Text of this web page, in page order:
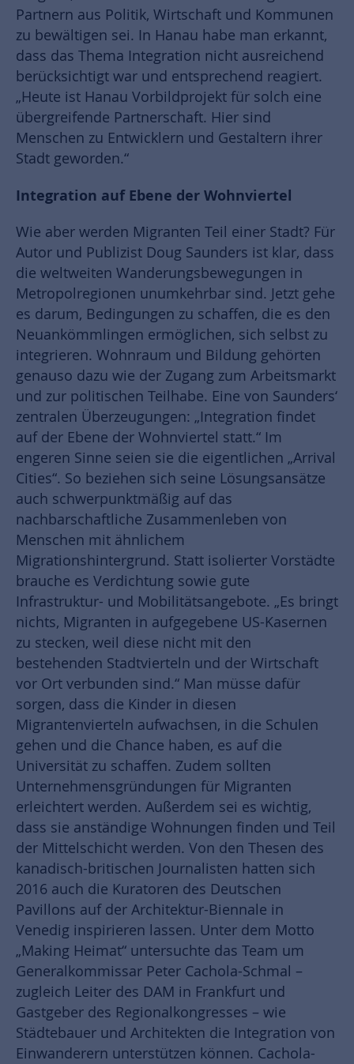
Partnern aus Politik, Wirtschaft und Kommunen
zu bewältigen sei. In Hanau habe man erkannt,
dass das Thema Integration nicht ausreichend
berücksichtigt war und entsprechend reagiert.
„Heute ist Hanau Vorbildprojekt für solch eine
übergreifende Partnerschaft. Hier sind
Menschen zu Entwicklern und Gestaltern ihrer
Stadt geworden.“
Integration auf Ebene der Wohnviertel
Wie aber werden Migranten Teil einer Stadt? Für
Autor und Publizist Doug Saunders ist klar, dass
die weltweiten Wanderungsbewegungen in
Metropolregionen unumkehrbar sind. Jetzt gehe
es darum, Bedingungen zu schaffen, die es den
Neuankömmlingen ermöglichen, sich selbst zu
integrieren. Wohnraum und Bildung gehörten
genauso dazu wie der Zugang zum Arbeitsmarkt
und zur politischen Teilhabe. Eine von Saunders‘
zentralen Überzeugungen: „Integration findet
auf der Ebene der Wohnviertel statt.“ Im
engeren Sinne seien sie die eigentlichen „Arrival
Cities“. So beziehen sich seine Lösungsansätze
auch schwerpunktmäßig auf das
nachbarschaftliche Zusammenleben von
Menschen mit ähnlichem
Migrationshintergrund. Statt isolierter Vorstädte
brauche es Verdichtung sowie gute
Infrastruktur- und Mobilitätsangebote. „Es bringt
nichts, Migranten in aufgegebene US-Kasernen
zu stecken, weil diese nicht mit den
bestehenden Stadtvierteln und der Wirtschaft
vor Ort verbunden sind.“ Man müsse dafür
sorgen, dass die Kinder in diesen
Migrantenvierteln aufwachsen, in die Schulen
gehen und die Chance haben, es auf die
Universität zu schaffen. Zudem sollten
Unternehmensgründungen für Migranten
erleichtert werden. Außerdem sei es wichtig,
dass sie anständige Wohnungen finden und Teil
der Mittelschicht werden. Von den Thesen des
kanadisch-britischen Journalisten hatten sich
2016 auch die Kuratoren des Deutschen
Pavillons auf der Architektur-Biennale in
Venedig inspirieren lassen. Unter dem Motto
„Making Heimat“ untersuchte das Team um
Generalkommissar Peter Cachola-Schmal –
zugleich Leiter des DAM in Frankfurt und
Gastgeber des Regionalkongresses – wie
Städtebauer und Architekten die Integration von
Einwanderern unterstützen können. Cachola-